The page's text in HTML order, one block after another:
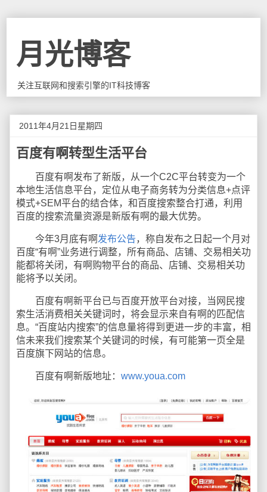
月光博客
关注互联网和搜索引擎的IT科技博客
2011年4月21日星期四
百度有啊转型生活平台
百度有啊发布了新版，从一个C2C平台转变为一个
本地生活信息平台，定位从电子商务转为分类信息+点评
模式+SEM平台的结合体，和百度搜索整合打通，利用
百度的搜索流量资源是新版有啊的最大优势。
今年3月底有啊 发布公告，称自发布之日起一个月对
百度“有啊”业务进行调整，所有商品、店铺、交易相关功
能都将关闭，有啊购物平台的商品、店铺、交易相关功
能将予以关闭。
百度有啊新平台已与百度开放平台对接，当网民搜
索生活消费相关关键词时，将会显示来自有啊的匹配信
息。“百度站内搜索”的信息量将得到更进一步的丰富，相
信未来我们搜索某个关键词的时候，有可能第一页全是
百度旗下网站的信息。
百度有啊新版地址： www.youa.com